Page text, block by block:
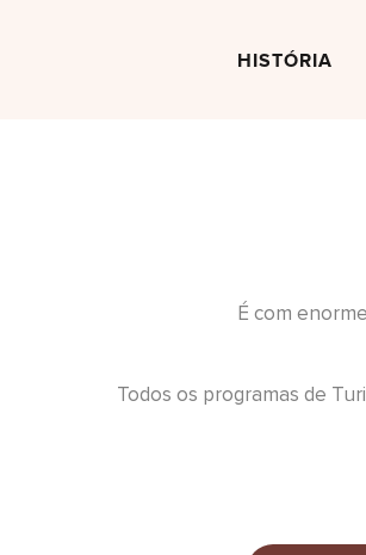
HISTÓRIA
É com
Todos os programas de